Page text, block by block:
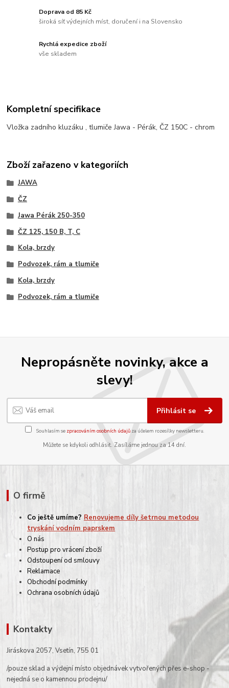
Doprava od 85 Kč
široká síť výdejních míst, doručení i na Slovensko
Rychlá expedice zboží
vše skladem
Kompletní specifikace
Vložka zadního kluzáku , tlumiče Jawa - Pérák, ČZ 150C - chrom
Zboží zařazeno v kategoriích
JAWA
ČZ
Jawa Pérák 250-350
ČZ 125, 150 B, T, C
Kola, brzdy
Podvozek, rám a tlumiče
Kola, brzdy
Podvozek, rám a tlumiče
Nepropásněte novinky, akce a
slevy!
Přihlásit se
Souhlasím se zpracováním osobních údajůza účelem rozesílky newsletteru.
Můžete se kdykoli odhlásit. Zasíláme jednou za 14 dní.
O firmě
Co ještě umíme? Renovujeme díly šetrnou metodou
tryskání vodním paprskem
O nás
Postup pro vrácení zboží
Odstoupení od smlouvy
Reklamace
Obchodní podmínky
Ochrana osobních údajů
Kontakty
Jiráskova 2057, Vsetín, 755 01
/pouze sklad a výdejní místo objednávek vytvořených přes e-shop -
nejedná se o kamennou prodejnu/